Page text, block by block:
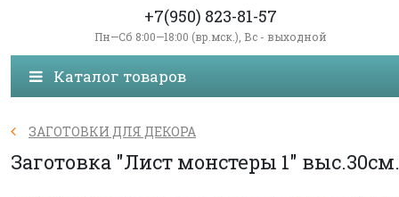
+7(950) 823-81-57
Пн—Сб 8:00—18:00 (вр.мск.), Вс - выходной
Каталог товаров
ЗАГОТОВКИ ДЛЯ ДЕКОРА
Заготовка "Лист монстеры 1" выс.30см.